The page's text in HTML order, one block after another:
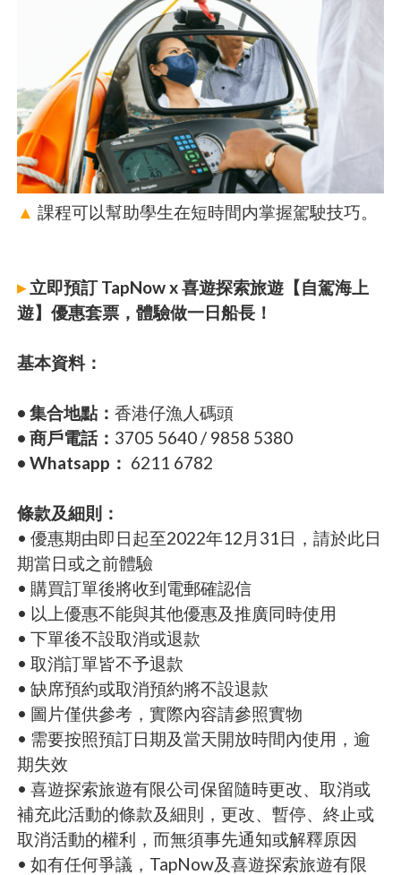
▲ 課程可以幫助學生在短時間内掌握駕駛技巧。
▸立即預訂 TapNow x 喜遊探索旅遊【自駕海上
遊】優惠套票，體驗做一日船長！
基本資料：
• 集合地點：香港仔漁人碼頭
• 商戶電話： 3705 5640 / 9858 5380
• Whatsapp： 6211 6782
條款及細則：
• 優惠期由即日起至2022年12月31日，請於此日
期當日或之前體驗
• 購買訂單後將收到電郵確認信
• 以上優惠不能與其他優惠及推廣同時使用
• 下單後不設取消或退款
• 取消訂單皆不予退款
• 缺席預約或取消預約將不設退款
• 圖片僅供參考，實際內容請參照實物
• 需要按照預訂日期及當天開放時間內使用，逾
期失效
• 喜遊探索旅遊有限公司保留隨時更改、取消或
補充此活動的條款及細則，更改、暫停、終止或
取消活動的權利，而無須事先通知或解釋原因
• 如有任何爭議，TapNow及喜遊探索旅遊有限